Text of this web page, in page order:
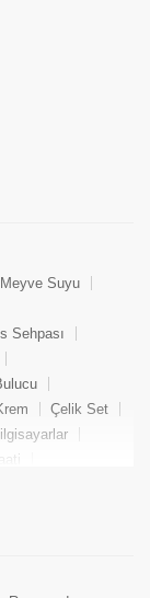
Meyve Suyu
Sehpası
Çelik Set